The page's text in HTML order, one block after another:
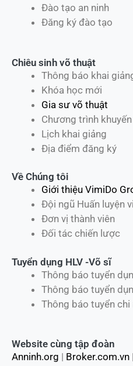
Đào tạo an ninh
Đăng ký đào tạo
Chiêu sinh võ thuật
Thông báo khai
Khóa học mới
Gia sư võ thuật
Chương trình
Lịch khai giảng
Địa điểm đăng ký
Về Chúng tôi
Giới thiệu VimiDo
Đội ngũ Huấn luyện
Đơn vị thành viên
Đối tác chiến lược
Tuyển dụng HLV -Võ sĩ
Thông báo tuyển
Thông báo tuyển
Thông báo tuyển chi
Website cùng tập đoàn
Anninh.org | Broker.com.vn |